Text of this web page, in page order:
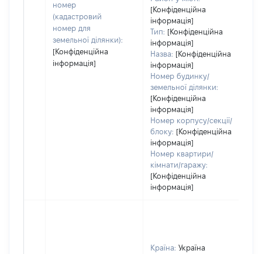
номер
(кадастровий
номер для
земельної ділянки):
[Конфіденційна
інформація]
[Конфіденційна
інформація]
Тип: [Конфіденційна
інформація]
Назва: [Конфіденційна
інформація]
Номер будинку/
земельної ділянки:
[Конфіденційна
інформація]
Номер корпусу/секції/
блоку: [Конфіденційна
інформація]
Номер квартири/
кімнати/гаражу:
[Конфіденційна
інформація]
Країна: Україна